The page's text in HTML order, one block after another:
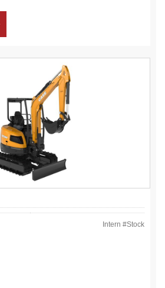
Intern #Stock